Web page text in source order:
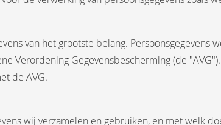
van het grootste belang.
Verordening Gegevensbescherming (de
de AVG.
wij verzamelen en gebruiken, en met welk